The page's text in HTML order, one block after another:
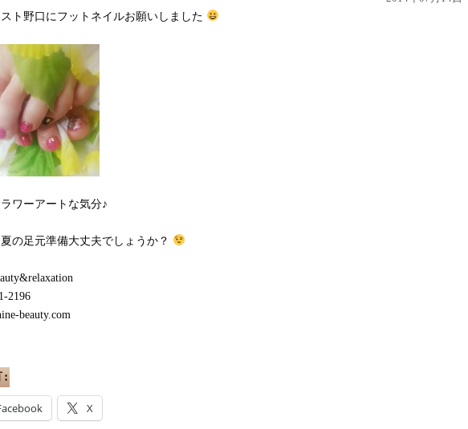
ト野口にフットネイルお願いしました
ワーアートな気分♪
の足元準備大丈夫でしょうか？
2196
beauty.com
:
X